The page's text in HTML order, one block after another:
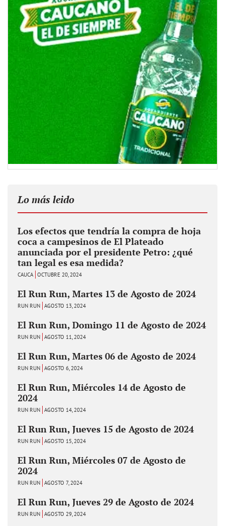
Lo más leido
Los efectos que tendría la compra de hoja
coca a campesinos de El Plateado
anunciada por el presidente Petro: ¿qué
tan legal es esa medida?
CAUCA OCTUBRE 20, 2024
El Run Run, Martes 13 de Agosto de 2024
RUN RUN AGOSTO 13, 2024
El Run Run, Domingo 11 de Agosto de 2024
RUN RUN AGOSTO 11, 2024
El Run Run, Martes 06 de Agosto de 2024
RUN RUN AGOSTO 6, 2024
El Run Run, Miércoles 14 de Agosto de
2024
RUN RUN AGOSTO 14, 2024
El Run Run, Jueves 15 de Agosto de 2024
RUN RUN AGOSTO 15, 2024
El Run Run, Miércoles 07 de Agosto de
2024
RUN RUN AGOSTO 7, 2024
El Run Run, Jueves 29 de Agosto de 2024
RUN RUN AGOSTO 29, 2024